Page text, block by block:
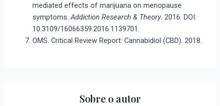
mediated effects of marijuana on menopause
symptoms.Addiction Research & Theory. 2016. DOI:
10.3109/16066359.2016.1139701.
OMS. Critical Review Report: Cannabidiol (CBD). 2018.
Sobre o autor